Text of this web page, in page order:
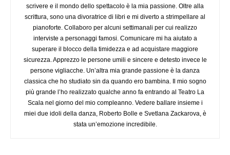
scrivere e il mondo dello spettacolo è la mia passione. Oltre alla
scrittura, sono una divoratrice di libri e mi diverto a strimpellare al
pianoforte. Collaboro per alcuni settimanali per cui realizzo
interviste a personaggi famosi. Comunicare mi ha aiutato a
superare il blocco della timidezza e ad acquistare maggiore
sicurezza. Apprezzo le persone umili e sincere e detesto invece le
persone vigliacche. Un’altra mia grande passione è la danza
classica che ho studiato sin da quando ero bambina. Il mio sogno
più grande l’ho realizzato qualche anno fa entrando al Teatro La
Scala nel giorno del mio compleanno. Vedere ballare insieme i
miei due idoli della danza, Roberto Bolle e Svetlana Zackarova, è
stata un’emozione incredibile.